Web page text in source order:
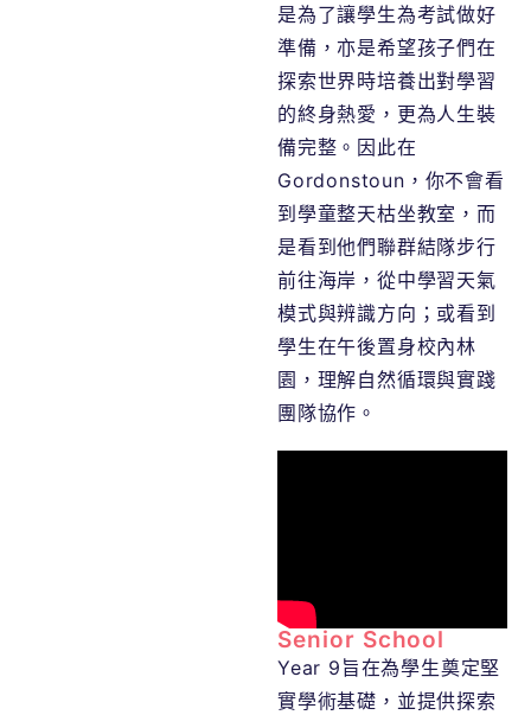
是為了讓學生為考試做好
準備，亦是希望孩子們在
探索世界時培養出對學習
的終身熱愛，更為人生裝
備完整。因此在
Gordonstoun，你不會看
到學童整天枯坐教室，而
是看到他們聯群結隊步行
前往海岸，從中學習天氣
模式與辨識方向；或看到
學生在午後置身校內林
園，理解自然循環與實踐
團隊協作。
Senior School
Year 9旨在為學生奠定堅
實學術基礎，並提供探索